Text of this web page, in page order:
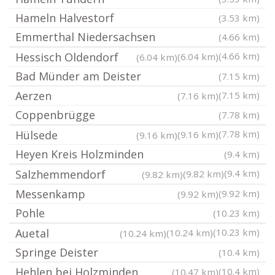
Hameln Halvestorf (3.53 km)
Emmerthal Niedersachsen
(4.66 km)
(4.66 km)
(6.04 km)
Hessisch Oldendorf (6.04 km)
Bad Münder am Deister
(7.15 km)
(7.15 km)
Aerzen (7.16 km)
Coppenbrügge
(7.78 km)
(7.78 km)
(9.16 km)
Hülsede (9.16 km)
Heyen Kreis Holzminden
(9.4 km)
(9.4 km)
(9.82 km)
Salzhemmendorf
(9.82 km)
(9.92 km)
Messenkamp (9.92 km)
Pohle
(10.23 km)
(10.23 km)
(10.24 km)
Auetal (10.24 km)
Springe Deister
(10.4 km)
(10.4 km)
Hehlen bei Holzminden (10.47 km)